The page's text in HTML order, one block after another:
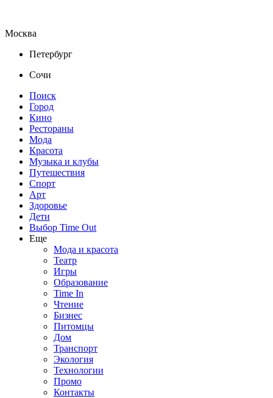
Москва
Петербург
Сочи
Поиск
Город
Кино
Рестораны
Мода
Красота
Музыка и клубы
Путешествия
Спорт
Арт
Здоровье
Дети
Выбор Time Out
Еще
Мода и красота
Театр
Игры
Образование
Time In
Чтение
Бизнес
Питомцы
Дом
Транспорт
Экология
Технологии
Промо
Контакты